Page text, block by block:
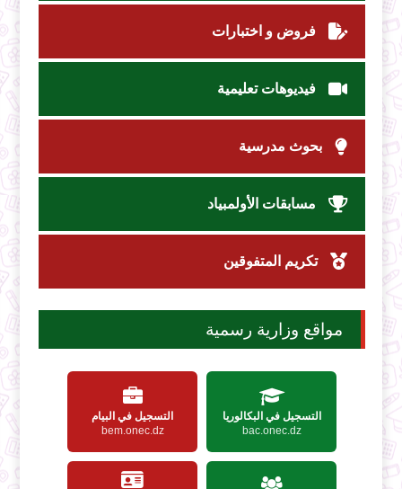
فروض و اختبارات
فيديوهات تعليمية
بحوث مدرسية
مسابقات الأولمبياد
تكريم المتفوقين
مواقع وزارية رسمية
التسجيل في البكالوريا
bac.onec.dz
التسجيل في البيام
bem.onec.dz